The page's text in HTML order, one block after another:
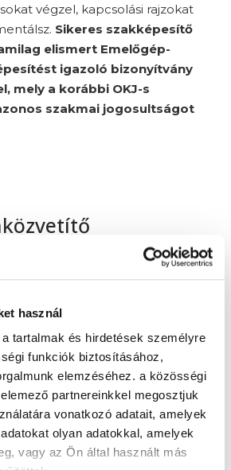
használ
tartalmak és hirdetések személyre
funkciók biztosításához,
elemzéséhez. a közösségi
partnereinkkel megosztjuk
vonatkozó adatait, amelyek
olyan adatokkal, amelyek
vagy az Ön által használt más
végzel, kapcsolási rajzokat
Sikeres szakképesítő
elismert Emelőgép-
igazoló bizonyítvány
mely a korábbi OKJ-s
szakmai jogosultságot
tanfolyam
és az ezzel járó teendőkkel
jön képbe
az ingatlanközvetítő
részesül, ha sikeresen
. A legszorgalmasabb
idővel a milliós összegeket is
tanfolyam 4 hónap alatt